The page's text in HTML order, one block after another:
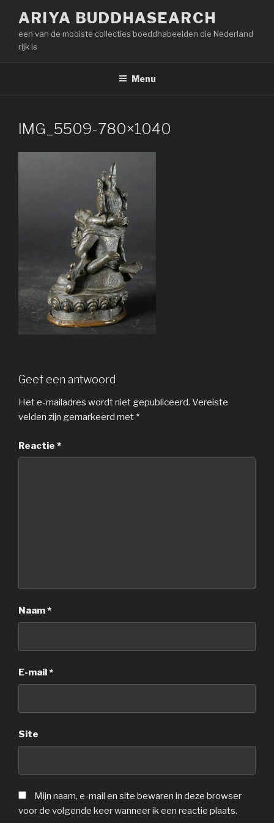
inhoud
springen
ARIYA BUDDHASEARCH
een van de mooiste collecties boeddhabeelden die Nederland
rijk is
Menu
IMG_5509-780×1040
Geef een antwoord
Het e-mailadres wordt niet gepubliceerd. Vereiste
velden zijn gemarkeerd met *
Reactie *
Naam*
E-mail*
Site
Mijn naam, e-mail en site bewaren in deze browser
voor de volgende keer wanneer ik een reactie plaats.